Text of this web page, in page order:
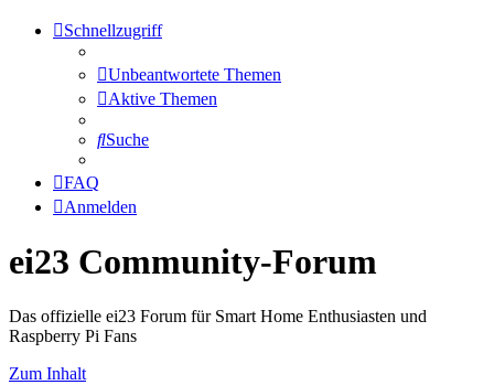
Schnellzugriff
Unbeantwortete Themen
Aktive Themen
Suche
FAQ
Anmelden
ei23 Community-Forum
Das offizielle ei23 Forum für Smart Home Enthusiasten und
Raspberry Pi Fans
Zum Inhalt